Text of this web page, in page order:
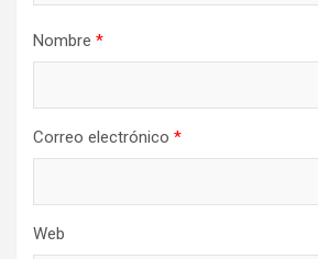
Nombre *
Correo electrónico *
Web